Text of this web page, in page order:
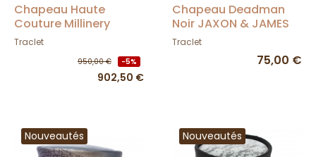
Chapeau Haute
Couture Millinery
Chanvre Pêche -
Traclet
950,00 € -5%
902,50 €
Chapeau Deadman
Noir JAXON & JAMES
Traclet
75,00 €
Nouveautés Nouveautés